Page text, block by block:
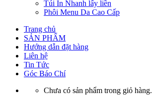
Túi In Nhanh lấy liền
Phôi Menu Da Cao Cấp
Trang chủ
SẢN PHẨM
Hướng dẫn đặt hàng
Liên hệ
Tin Tức
Góc Báo Chí
Chưa có sản phẩm trong giỏ hàng.